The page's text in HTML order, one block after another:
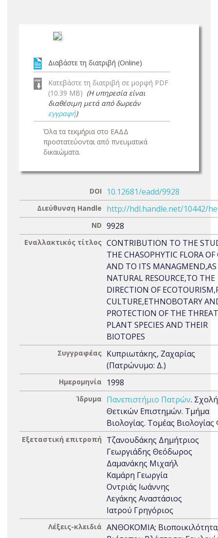
Διαβάστε τη διατριβή (Online)
Κατεβάστε τη διατριβή σε μορφή PDF
(10.39 MB) (Η υπηρεσία είναι
διαθέσιμη μετά από δωρεάν
εγγραφή)
Όλα τα τεκμήρια στο ΕΑΔΔ
προστατεύονται από πνευματικά
δικαιώματα.
DOI 10.12681/eadd/9928
Διεύθυνση Handle http://hdl.handle.net/10442/
ND 9928
Εναλλακτικός τίτλος CONTRIBUTION TO THE
THE CHASOPHYTIC FLORA OF
AND TO ITS MANAGMEND,AS
NATURAL RESOURCE,TO THE
DIRECTION OF
CULTURE,ETHNOBOTARY
PROTECTION OF THE
PLANT SPECIES AND THEIR
BIOTOPES
Συγγραφέας Κυπριωτάκης, Ζαχαρίας
(Πατρώνυμο: Δ.)
Ημερομηνία 1998
Ίδρυμα Πανεπιστήμιο Πατρών. Σχολή
Θετικών Επιστημών. Τμήμα
Βιολογίας. Τομέας
Εξεταστική επιτροπή
Τζανουδάκης Δημήτριος
Γεωργιάδης Θεόδωρος
Δαμανάκης Μιχαήλ
Καμάρη Γεωργία
Οντριάς Ιωάννης
Λεγάκης Αναστάσιος
Ιατρού Γρηγόριος
Λέξεις-κλειδιά ΑΝΘΟΚΟΜΙΑ;